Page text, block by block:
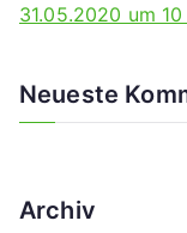
31.05.2020 um
Neueste
Archiv